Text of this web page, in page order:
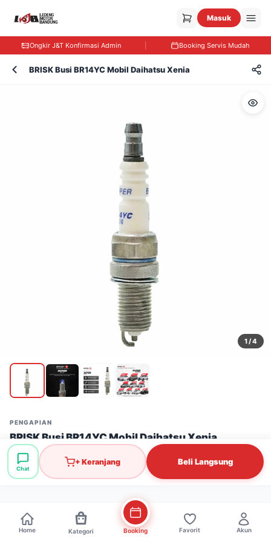
Masuk
Ongkir J&T Konfirmasi Admin Booking Servis Mudah
BRISK Busi BR14YC Mobil Daihatsu Xenia
1/ 4
PENGAPIAN
BRISK Busi BR14YC Mobil Daihatsu Xenia
Stok: 49 pcs
Rp110.000
Chat
+ Keranjang Beli Langsung
Home Kategori Booking Favorit Akun